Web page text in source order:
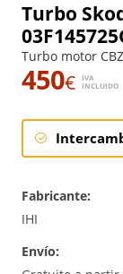
Turbo
Turbo motor
450€
IVA
INCLUIDO
Fabricante:
IHI
Envío: